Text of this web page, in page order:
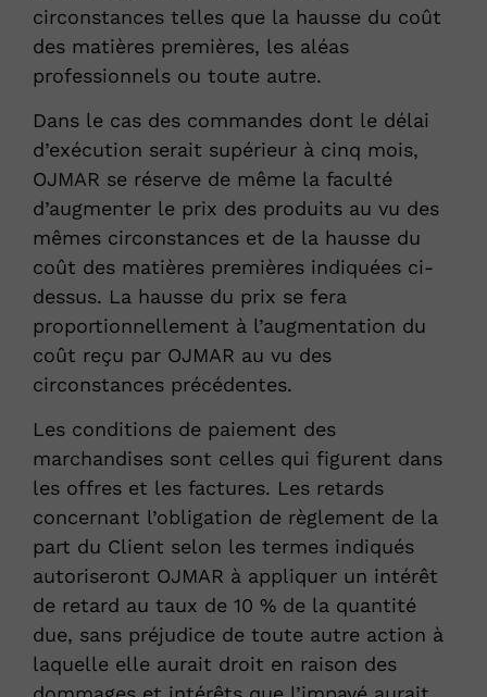
circonstances telles que la hausse du coût
des matières premières, les aléas
professionnels ou toute autre.
Dans le cas des commandes dont le délai
d’exécution serait supérieur à cinq mois,
OJMAR se réserve de même la faculté
d’augmenter le prix des produits au vu des
mêmes circonstances et de la hausse du
coût des matières premières indiquées ci-
dessus. La hausse du prix se fera
proportionnellement à l’augmentation du
coût reçu par OJMAR au vu des
circonstances précédentes.
Les conditions de paiement des
marchandises sont celles qui figurent dans
les offres et les factures. Les retards
concernant l’obligation de règlement de la
part du Client selon les termes indiqués
autoriseront OJMAR à appliquer un intérêt
de retard au taux de 10 % de la quantité
due, sans préjudice de toute autre action à
laquelle elle aurait droit en raison des